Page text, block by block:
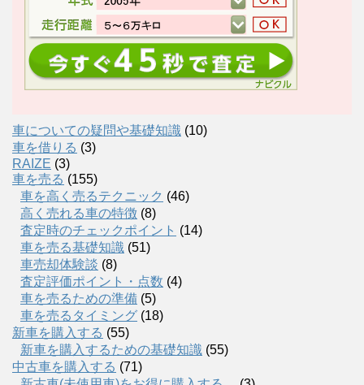
車についての疑問や基礎知識 (10)
車を借りる (3)
RAIZE (3)
車を売る (155)
車を高く売るテクニック (46)
高く売れる車の特徴 (8)
査定時のチェックポイント (14)
車を売る基礎知識 (51)
車売却体験談 (8)
査定評価ポイント・点数 (4)
車を売るための準備 (5)
車を売るタイミング (18)
新車を購入する (55)
新車を購入するための基礎知識 (55)
中古車を購入する (71)